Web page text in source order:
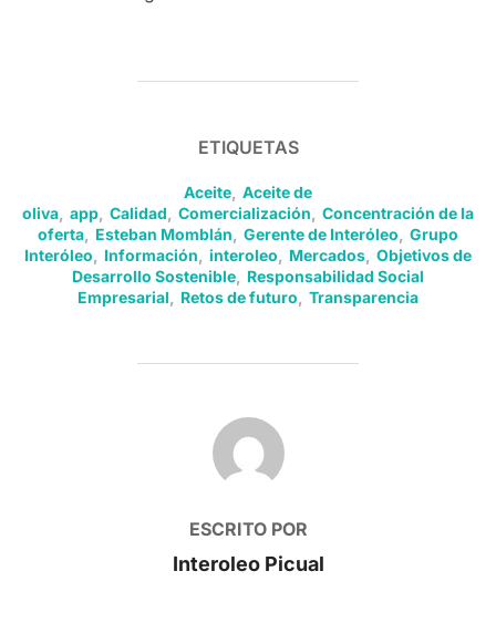
ETIQUETAS
Aceite Aceite de
oliva app Calidad Comercialización
Concentración de la
oferta
Esteban Momblán Gerente de Interóleo
Grupo
Interóleo
Información interoleo Mercados Objetivos de
Desarrollo Sostenible
Responsabilidad Social
Empresarial
Retos de futuro Transparencia
AUTOR DE LA PUBLICACIÓN
ESCRITO POR
Interoleo Picual